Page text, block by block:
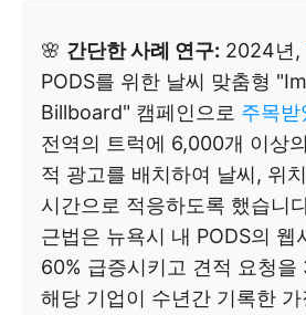
🌸 간단한 사례 연구: 2024년,
PODS를 위한 날씨 맞춤형
Billboard" 캠페인으로 주목
전역의 트럭에 6,000개 이상
적 광고를 배치하여 날씨, 위
시간으로 적응하도록 했습니
근법은 뉴욕시 내 PODS의 웹
60% 급증시키고 견적 요청을
해당 기업이 수년간 기록한